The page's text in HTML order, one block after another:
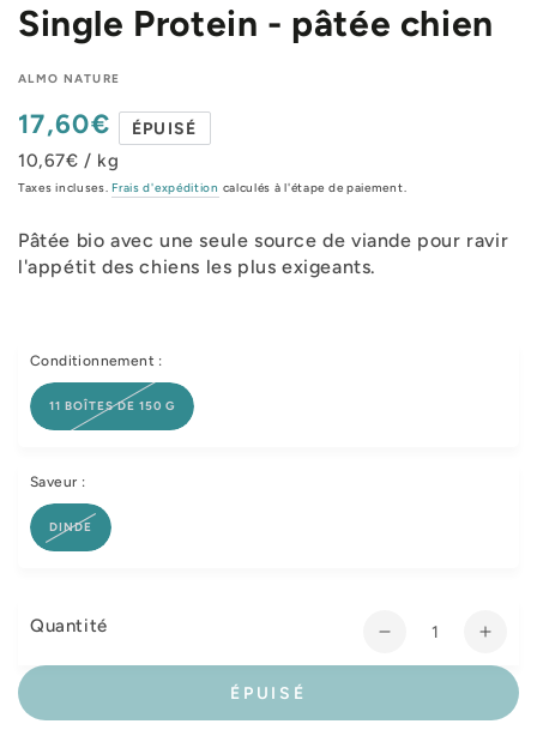
Single Protein - pâtée chien
ALMO NATURE
Prix
normal
17,60€ ÉPUISÉ
10,67€ / kg
Taxes incluses. Frais d'expédition calculés à l'étape de paiement.
Pâtée bio avec une seule source de viande pour ravir
l'appétit des chiens les plus exigeants.
Conditionnement :
11 BOÎTES DE 150 G
Saveur :
DINDE
Quantité
Réduire
la
de
la
de
ÉPUISÉ